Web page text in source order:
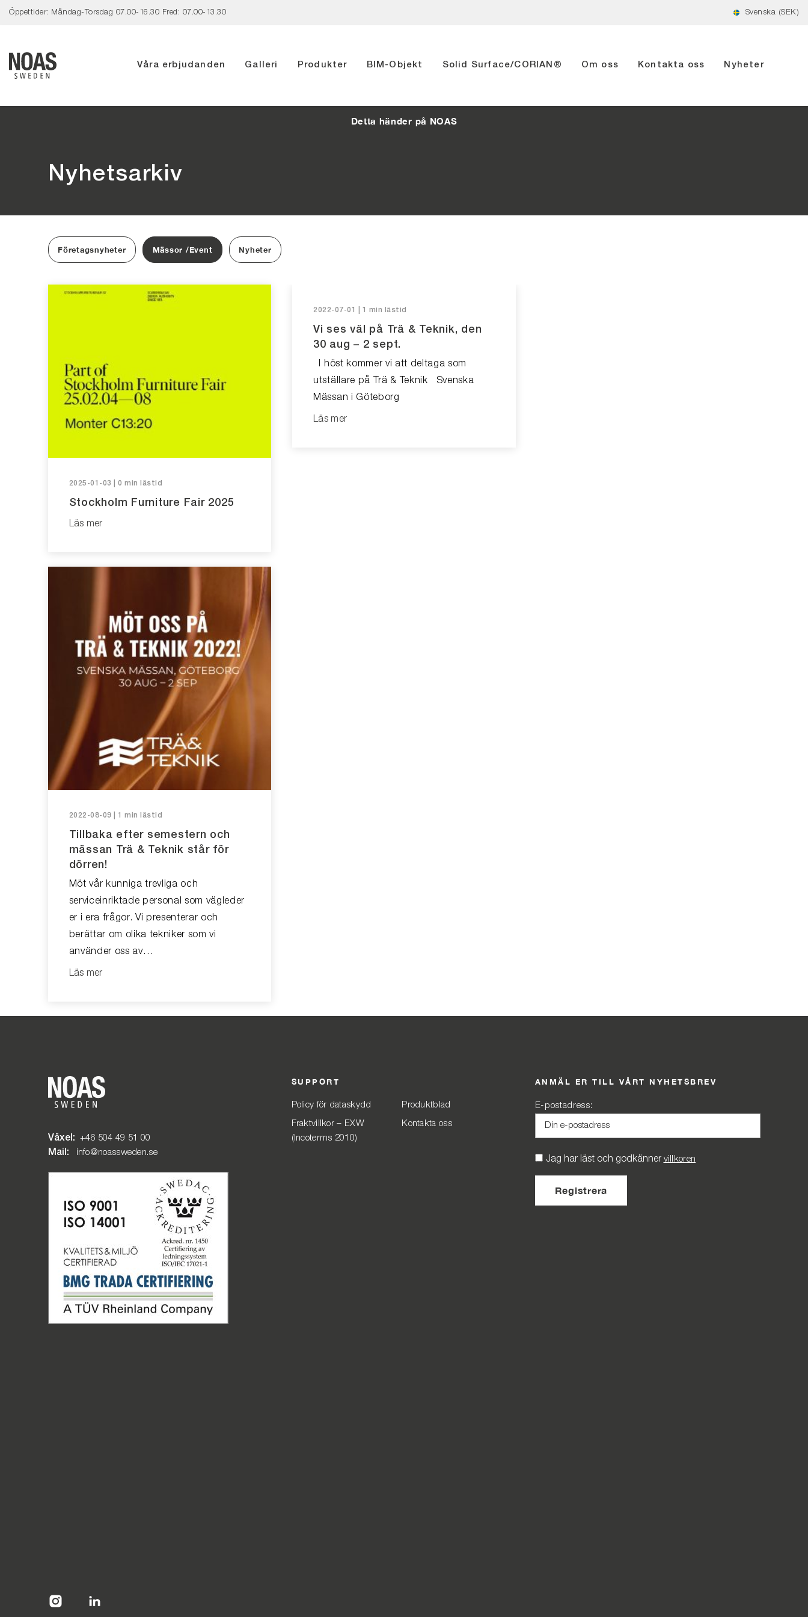
Svenska (SEK)
Öppettider: Måndag-Torsdag 07.00-16.30 Fred: 07.00-13.30
Hoppa
Våra erbjudanden Galleri Produkter BIM-Objekt Solid Surface/CORIAN® Om oss Kontakta oss Nyheter
Detta händer på NOAS
Nyhetsarkiv
Företagsnyheter Mässor /Event Nyheter
2025-01-03 | 0 min lästid
Stockholm Furniture Fair 2025
Läs mer
2022-08-09 | 1 min lästid
Tillbaka efter semestern och
mässan Trä & Teknik står för
dörren!
Möt vår kunniga trevliga och
serviceinriktade personal som vägleder
er i era frågor. Vi presenterar och
berättar om olika tekniker som vi
använder oss av…
Läs mer
2022-07-01 | 1 min lästid
Vi ses väl på Trä & Teknik, den
30 aug – 2 sept.
I höst kommer vi att deltaga som
utställare på Trä & Teknik Svenska
Mässan i Göteborg
Läs mer
Växel: +46 504 49 51 00
Mail:
info@noassweden.se
SUPPORT
Policy för dataskydd Produktblad
Fraktvillkor – EXW
(Incoterms 2010)
Kontakta oss
ANMÄL ER TILL VÅRT NYHETSBREV
E-postadress:
Jag har läst och godkänner villkoren